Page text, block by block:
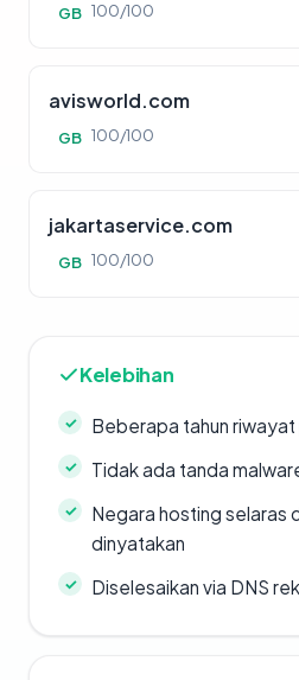
GB 100/100
avisworld.com
GB 100/100
jakartaservice.com
GB 100/100
Kelebihan
Beberapa tahun
Tidak ada tanda
Negara hosting selaras
dinyatakan
Diselesaikan via DNS